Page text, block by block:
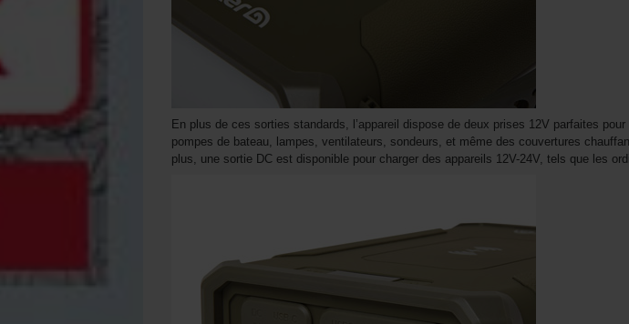
En plus de ces sorties standards, l’appareil dispose de deux prises 12V parfaites pour
pompes de bateau, lampes, ventilateurs, sondeurs, et même des couvertures
plus, une sortie DC est disponible pour charger des appareils 12V-24V, tels que les